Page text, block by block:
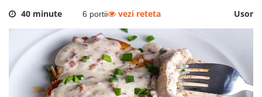
40 minute 6 portii Usor
vezi reteta